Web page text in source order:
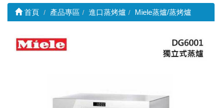
首頁 產品專區 進口蒸烤爐 Miele蒸爐/蒸烤爐